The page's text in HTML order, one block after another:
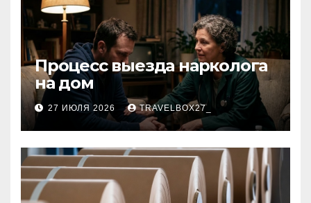
Процесс выезда нарколога
на дом
27 ИЮЛЯ 2026 TRAVELBOX27_